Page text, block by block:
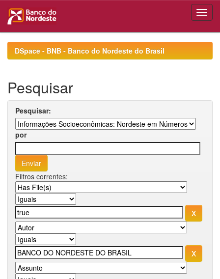
navigationDSpace - BNB - Banco do Nordeste do Brasil
Pesquisar
Pesquisar:
por
Filtros correntes: